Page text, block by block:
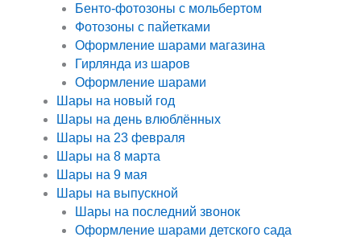
Бенто-фотозоны с мольбертом
Фотозоны с пайетками
Оформление шарами магазина
Гирлянда из шаров
Оформление шарами
Шары на новый год
Шары на день влюблённых
Шары на 23 февраля
Шары на 8 марта
Шары на 9 мая
Шары на выпускной
Шары на последний звонок
Оформление шарами детского сада